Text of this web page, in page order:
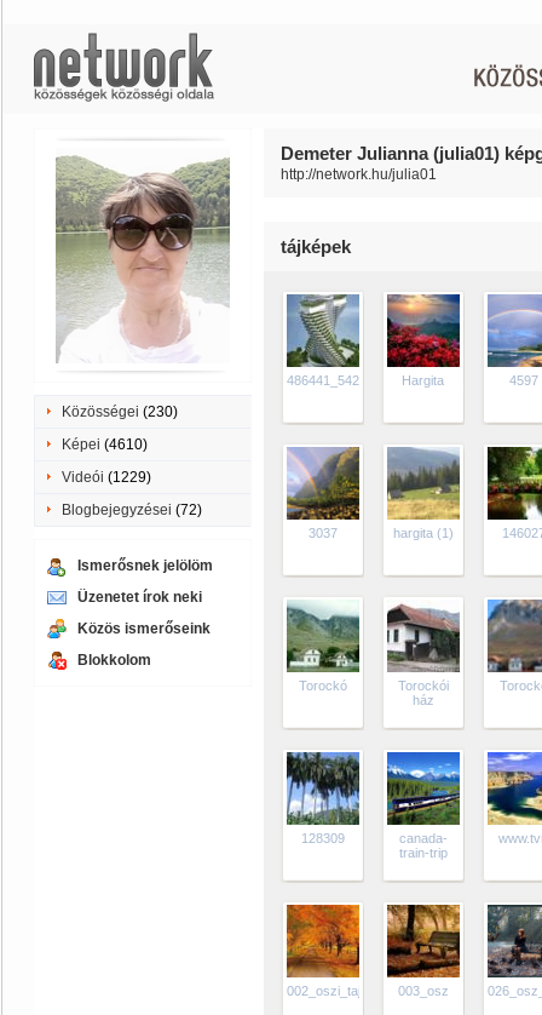
Közösségei (230)
Képei (4610)
Videói (1229)
Blogbejegyzései (72)
Ismerősnek jelölöm
Üzenetet írok neki
Közös ismerőseink
Blokkolom
Demeter Julianna (julia01)
http://network.hu/julia01
tájképek
486441_542569979120040_1519878779_n
Hargita 4597
3037 hargita (1)
Torockó
Torockói
ház
128309
canada-
train-trip
002_oszi_taj 003_osz